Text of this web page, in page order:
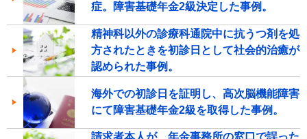
症。障害基礎年金2級決定した事例。
精神科以外の診療科通院中に抗うつ剤を処
方されたときを初診日として社会的治癒が
認められた事例。
海外での初診日を証明し、高次脳機能障害
にて障害基礎年金2級を取得した事例。